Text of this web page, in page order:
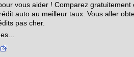
vous aider ! Comparez
auto au meilleur taux. Vous aller
pas cher.